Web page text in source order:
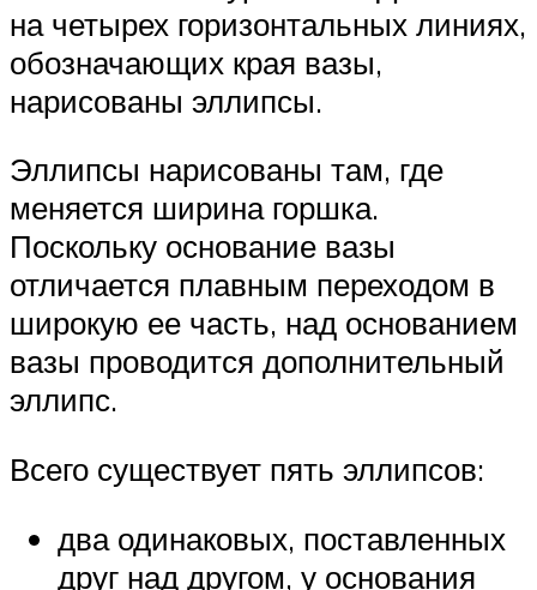
на четырех горизонтальных линиях,
обозначающих края вазы,
нарисованы эллипсы.
Эллипсы нарисованы там, где
меняется ширина горшка.
Поскольку основание вазы
отличается плавным переходом в
широкую ее часть, над основанием
вазы проводится дополнительный
эллипс.
Всего существует пять эллипсов:
два одинаковых, поставленных
друг над другом, у основания